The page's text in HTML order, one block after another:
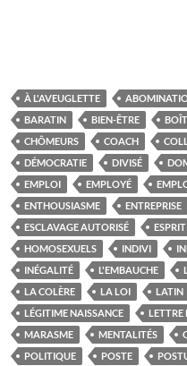
À L'AVEUGLETTE
BARATIN
BIEN-ÊTRE
CHÔMEURS
COACH
DÉMOCRATIE
DIVISÉ
EMPLOI
EMPLOYÉ
ENTHOUSIASME
ENTREPRISE
ESCLAVAGE AUTORISÉ
HOMOSEXUELS
INDIVI
INÉGALITÉ
L'EMBAUCHE
LA COLÈRE
LA LOI LATIN
LÉGITIME NAISSANCE
MARASME
MENTALITÉS
POLITIQUE
POSTE